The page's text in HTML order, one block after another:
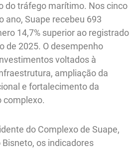
do tráfego marítimo. Nos cinco
ano, Suape recebeu 693
14,7% superior ao registrado
de 2025. O desempenho
voltados à
ampliação da
e fortalecimento da
complexo.
do Complexo de Suape,
os indicadores